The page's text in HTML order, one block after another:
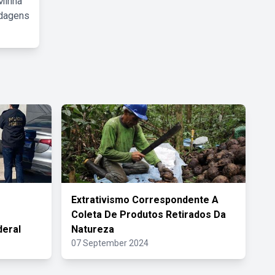
Extrativismo Correspondente A
Coleta De Produtos Retirados Da
Natureza
07 September 2024